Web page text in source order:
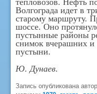
тепловозов. Нефть
Волгограда идет в
старому маршруту.
шоссе. Оно
пустынные районы
снимок вчерашних и
пустыни.
Ю. Дунаев.
Запись опубликована